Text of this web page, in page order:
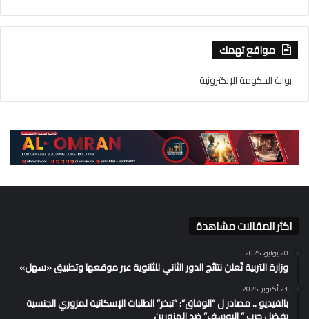
مواقع تهمك
- بوابة الحكومة الإلكترونية
اكثر المقالات مشاهدة
20 يوليو، 2025
وزارة التربية تُعلن نتائج الدور الثاني للثانوية عبر موقعها وتطبيق «سهل»
21 أكتوبر، 2025
بالفيديو .. مصادر ل “الوفاق”: “تبخر” الطلبات الإسكانية لمزوري الجنسية